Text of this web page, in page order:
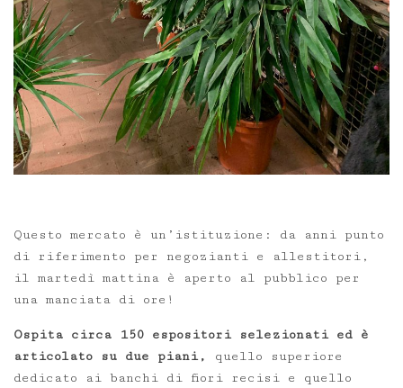
Questo mercato è un’istituzione: da anni punto
di riferimento per negozianti e allestitori,
il martedì mattina è aperto al pubblico per
una manciata di ore!
Ospita circa 150 espositori selezionati ed è
articolato su due piani,
quello superiore
dedicato ai banchi di fiori recisi e quello